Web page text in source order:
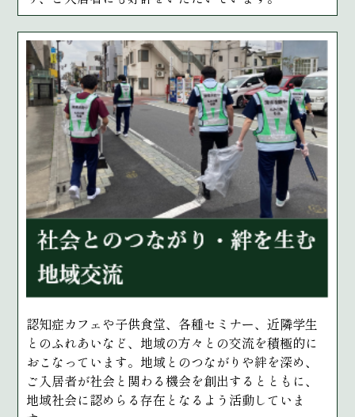
認知症カフェや子供食堂、各種セミナー、近隣学生
とのふれあいなど、地域の方々との交流を積極的に
おこなっています。地域とのつながりや絆を深め、
ご入居者が社会と関わる機会を創出するとともに、
地域社会に認めらる存在となるよう活動していま